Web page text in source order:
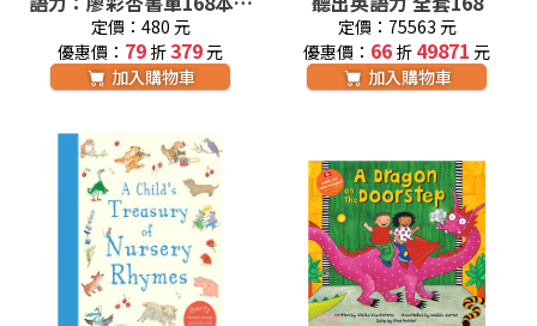
語啟蒙經典
定價：480 元
優惠價： 79 折379元
加入購物車
定價：75563 元
優惠價： 66 折 49871 元
加入購物車